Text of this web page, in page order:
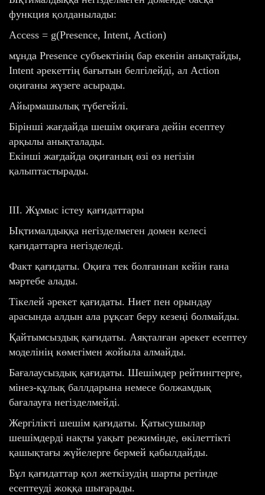
функция қолданылады:
Access = g(Presence, Intent, Action)
мұнда Presence субъектінің бар екенін анықтайды,
Intent әрекеттің бағытын белгілейді, ал Action
оқиғаны жүзеге асырады.
Айырмашылық түбегейлі.
Бірінші жағдайда шешім оқиғаға дейін есептеу
арқылы анықталады.
Екінші жағдайда оқиғаның өзі өз негізін
қалыптастырады.
III. Жұмыс істеу қағидаттары
Ықтималдыққа негізделмеген домен келесі
қағидаттарға негізделеді.
Факт қағидаты. Оқиға тек болғаннан кейін ғана
мәртебе алады.
Тікелей әрекет қағидаты. Ниет пен орындау
арасында алдын ала рұқсат беру кезеңі болмайды.
Қайтымсыздық қағидаты. Аяқталған әрекет есептеу
моделінің көмегімен жойыла алмайды.
Бағалаусыздық қағидаты. Шешімдер рейтингтерге,
мінез-құлық баллдарына немесе болжамдық
бағалауға негізделмейді.
Жергілікті шешім қағидаты. Қатысушылар
шешімдерді нақты уақыт режимінде, өкілеттікті
қашықтағы жүйелерге бермей қабылдайды.
Бұл қағидаттар қол жеткізудің шарты ретінде
есептеуді жоққа шығарады.